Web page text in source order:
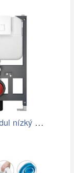
CERANO Modul nízký pro WC závěsné Prime…